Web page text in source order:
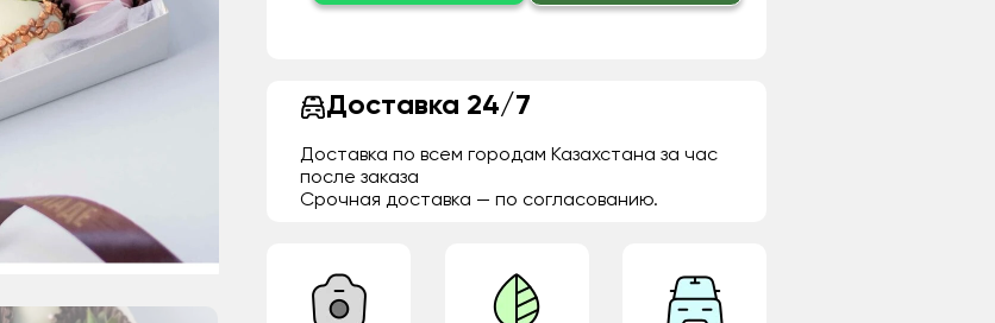
Доставка 24/7
Доставка по всем городам Казахстана за час
после заказа
Срочная доставка — по согласованию.